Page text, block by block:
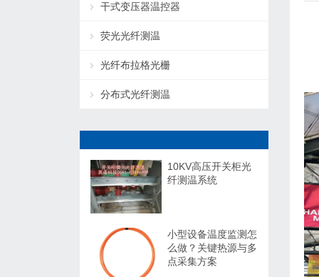
干式变压器温控器
荧光光纤测温
光纤布拉格光栅
分布式光纤测温
10KV高压开关柜光
纤测温系统
小型设备温度监测怎
么做？关键热源与多
点采集方案